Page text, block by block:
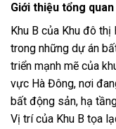
Giới thiệu tổng
Khu B của Khu đô
trong những dự án
triển mạnh mẽ của
vực Hà Đông, nơi
bất động sản, hạ
Vị trí của Khu B tọa